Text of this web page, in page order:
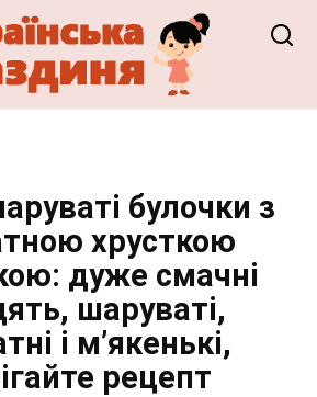
булочки з
хрусткою
дуже смачні
шаруваті,
і м’якенькі,
рецепт